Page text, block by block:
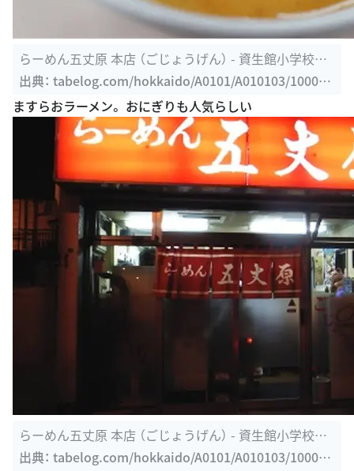
らーめん五丈原 本店 （ごじょうげん） - 資生館小学校前/
ラーメン ...
出典：tabelog.com/hokkaido/A0101/A010103/100028
1
ますらおラーメン。 おにぎりも人気らしい
らーめん五丈原 本店 （ごじょうげん） - 資生館小学校前/
ラーメン ...
出典：tabelog.com/hokkaido/A0101/A010103/100028
1
このスポットの詳細を見る